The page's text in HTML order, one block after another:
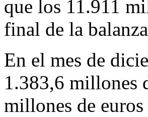
que los 11.911
final de la
En el mes de
1.383,6 millones
millones de